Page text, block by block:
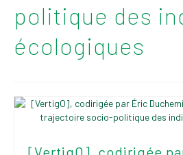
politique des
écologiques
[VertigO], codirigée